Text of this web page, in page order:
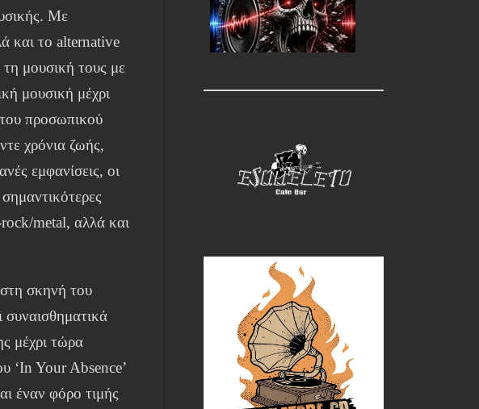
Με
και το alternative
μουσική τους με
μουσική μέχρι
προσωπικού
χρόνια ζωής,
εμφανίσεις, οι
metal, αλλά και
σκηνή του
συναισθηματικά
μέχρι τώρα
‘In Your Absence’
έναν φόρο τιμής